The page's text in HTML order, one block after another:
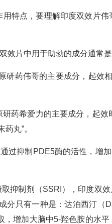
特点，要理解印度双效片
效片中用于助勃的成分通常
研药伟哥的主要成分，起效
药希爱力的主要成分，起
丸”。
过抑制PDE5酶的活性，增
抑制剂（SSRI），印度双
分只有一种是：达泊西汀（
，增加大脑中5-羟色胺的水